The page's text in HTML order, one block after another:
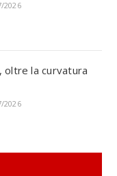
2026
oltre la curvatura
2026